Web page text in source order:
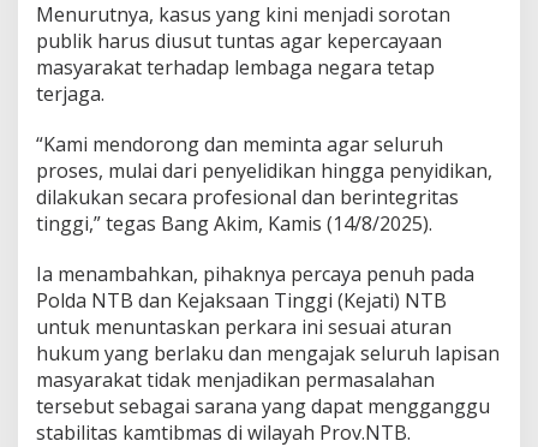
Menurutnya, kasus yang kini menjadi sorotan
publik harus diusut tuntas agar kepercayaan
masyarakat terhadap lembaga negara tetap
terjaga.
“Kami mendorong dan meminta agar seluruh
proses, mulai dari penyelidikan hingga penyidikan,
dilakukan secara profesional dan berintegritas
tinggi,” tegas Bang Akim, Kamis (14/8/2025).
Ia menambahkan, pihaknya percaya penuh pada
Polda NTB dan Kejaksaan Tinggi (Kejati) NTB
untuk menuntaskan perkara ini sesuai aturan
hukum yang berlaku dan mengajak seluruh lapisan
masyarakat tidak menjadikan permasalahan
tersebut sebagai sarana yang dapat mengganggu
stabilitas kamtibmas di wilayah Prov.NTB.